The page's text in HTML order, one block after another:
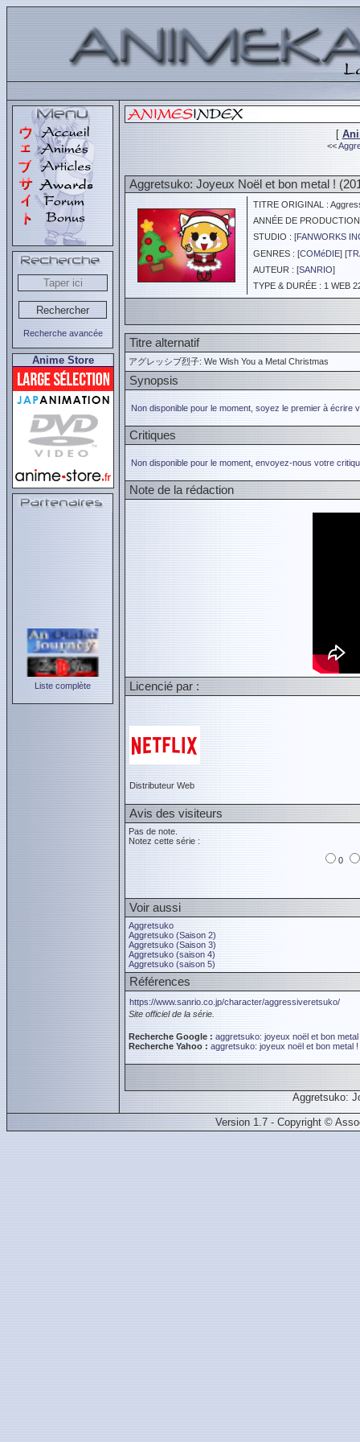
Recherche avancée
Anime Store
Liste complète
[
<<
Aggretsuko: Joyeux Noël et bon metal !
TITRE ORIGINAL :
ANNÉE DE
STUDIO : [FANWORKS
GENRES : [COMéDIE] [
AUTEUR : [SANRIO]
TYPE & DURÉE : 1 WEB
Titre alternatif
アグレッシブ烈子: We Wish You a Metal Christmas
Synopsis
Non disponible pour le moment, soyez le premier à écrire
Critiques
Non disponible pour le moment, envoyez-nous votre
Note de la rédaction
Licencié par :
Distributeur Web
Avis des visiteurs
Pas de note.
Notez cette série :
0
Voir aussi
Aggretsuko
Aggretsuko (Saison 2)
Aggretsuko (Saison 3)
Aggretsuko (saison 4)
Aggretsuko (saison 5)
Références
https://www.sanrio.co.jp/character/aggressiveretsuko/
Site officiel de la série.
Recherche Google : aggretsuko: joyeux noël et bon metal
Recherche Yahoo : aggretsuko: joyeux noël et bon metal !
Aggretsuko:
Version 1.7 - Copyright ©